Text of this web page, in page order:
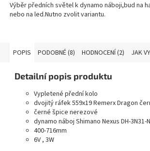
Výběr předních světel k dynamo náboji,bud na
nebo na led.Nutno zvolit variantu.
POPIS PODOBNÉ (8) HODNOCENÍ (2) JAK
Detailní popis produktu
Vypletené přední kolo
dvojitý ráfek 559x19 Remerx Dragon
černé špice nerezové
dynamo náboj Shimano Nexus DH-3N31-
400-716mm
6V , 3W